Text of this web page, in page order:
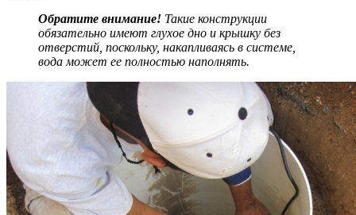
Обратите внимание! Такие конструкции
обязательно имеют глухое дно и крышку без
отверстий, поскольку, накапливаясь в системе,
вода может ее полностью наполнять.